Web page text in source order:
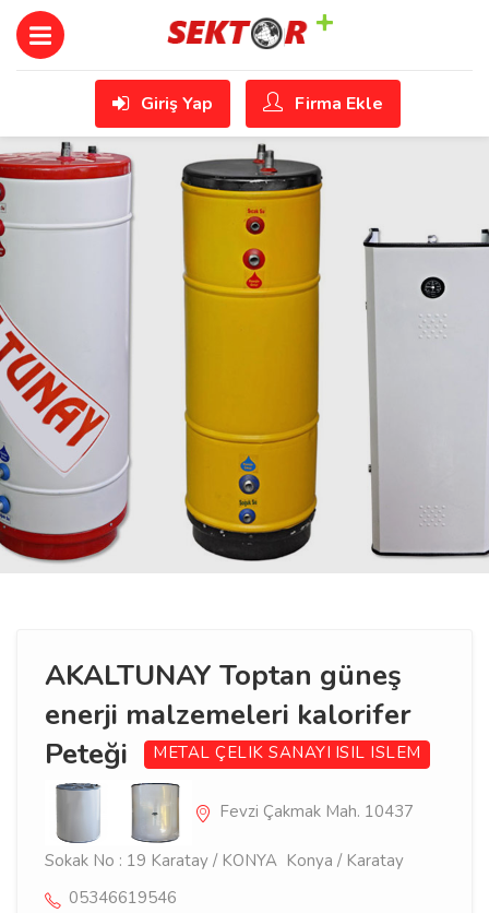
Giriş Yap Firma Ekle
AKALTUNAY Toptan güneş
enerji malzemeleri kalorifer
Peteği
METAL ÇELIK SANAYI ISIL ISLEM
Fevzi Çakmak Mah. 10437
Sokak No : 19 Karatay / KONYA Konya / Karatay
05346619546